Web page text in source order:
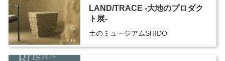
LAND/TRACE -大地のプロダク
ト展-
土のミュージアムSHIDO